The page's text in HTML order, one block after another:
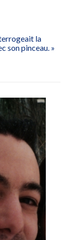
la
son pinceau. »